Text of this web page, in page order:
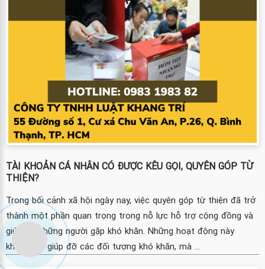
TÀI KHOẢN CÁ NHÂN CÓ ĐƯỢC KÊU GỌI, QUYÊN GÓP TỪ
THIỆN?
Trong bối cảnh xã hội ngày nay, việc quyên góp từ thiện đã trở
thành một phần quan trọng trong nỗ lực hỗ trợ cộng đồng và
giúp đỡ những người gặp khó khăn. Những hoạt động này
không chỉ giúp đỡ các đối tượng khó khăn, mà ...